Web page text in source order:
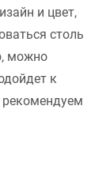
и цвет,
столь
можно
к